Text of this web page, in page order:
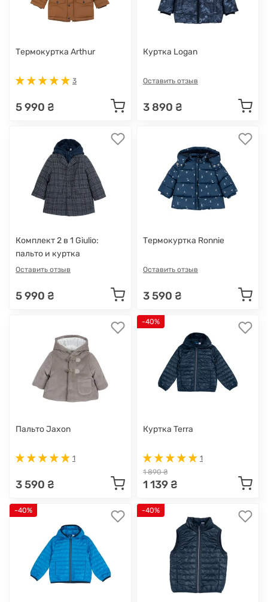
Термокуртка Arthur
3
5 990 ₴
Куртка Logan
Оставить отзыв
3 890 ₴
Комплект 2 в 1 Giulio:
пальто и куртка
Оставить отзыв
5 990 ₴
Термокуртка Ronnie
Оставить отзыв
3 590 ₴
Пальто Jaxon
1
3 590 ₴
-40%
Куртка Terra
1
1 890 ₴
1 139 ₴
-40% -40%